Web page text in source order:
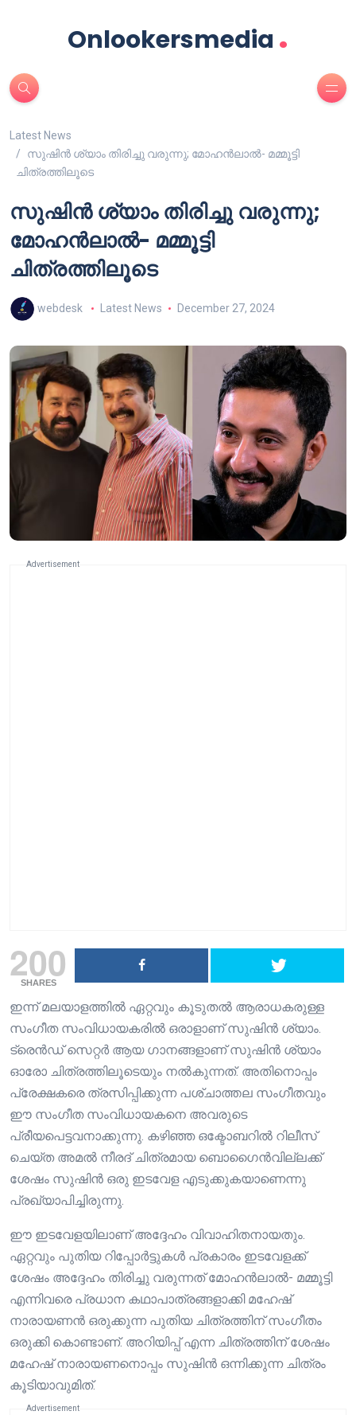
Onlookersmedia .
Latest News
സുഷിൻ ശ്യാം തിരിച്ചു വരുന്നു; മോഹൻലാൽ- മമ്മൂട്ടി
ചിത്രത്തിലൂടെ
സുഷിൻ ശ്യാം തിരിച്ചു വരുന്നു;
മോഹൻലാൽ- മമ്മൂട്ടി
ചിത്രത്തിലൂടെ
webdesk Latest News December 27, 2024
Advertisement
200
SHARES
ഇന്ന് മലയാളത്തിൽ ഏറ്റവും കൂടുതൽ ആരാധകരുള്ള
സംഗീത സംവിധായകരിൽ ഒരാളാണ് സുഷിൻ ശ്യാം.
ട്രെൻഡ് സെറ്റർ ആയ ഗാനങ്ങളാണ് സുഷിൻ ശ്യാം
ഓരോ ചിത്രത്തിലൂടെയും നൽകുന്നത്. അതിനൊപ്പം
പ്രേക്ഷകരെ ത്രസിപ്പിക്കുന്ന പശ്‌ചാത്തല സംഗീതവും
ഈ സംഗീത സംവിധായകനെ അവരുടെ
പ്രീയപെട്ടവനാക്കുന്നു. കഴിഞ്ഞ ഒക്ടോബറിൽ റിലീസ്
ചെയ്ത അമൽ നീരദ് ചിത്രമായ ബൊഗൈൻവില്ലക്ക്
ശേഷം സുഷിൻ ഒരു ഇടവേള എടുക്കുകയാണെന്നു
പ്രഖ്യാപിച്ചിരുന്നു.
ഈ ഇടവേളയിലാണ് അദ്ദേഹം വിവാഹിതനായതും.
ഏറ്റവും പുതിയ റിപ്പോർട്ടുകൾ പ്രകാരം ഇടവേളക്ക്
ശേഷം അദ്ദേഹം തിരിച്ചു വരുന്നത് മോഹൻലാൽ- മമ്മൂട്ടി
എന്നിവരെ പ്രധാന കഥാപാത്രങ്ങളാക്കി മഹേഷ്
നാരായണൻ ഒരുക്കുന്ന പുതിയ ചിത്രത്തിന് സംഗീതം
ഒരുക്കി കൊണ്ടാണ്. അറിയിപ്പ് എന്ന ചിത്രത്തിന് ശേഷം
മഹേഷ് നാരായണനൊപ്പം സുഷിൻ ഒന്നിക്കുന്ന ചിത്രം
കൂടിയാവുമിത്.
Advertisement